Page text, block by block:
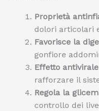
Proprietà
dolori articolari
Favorisce la
gonfiore
Effetto
rafforzare il
Regola la
controllo dei